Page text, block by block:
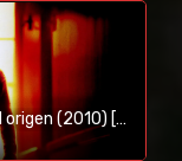
Pesadilla en la calle Elm: El origen (2010) [BR-RIP] [HD-1080p]